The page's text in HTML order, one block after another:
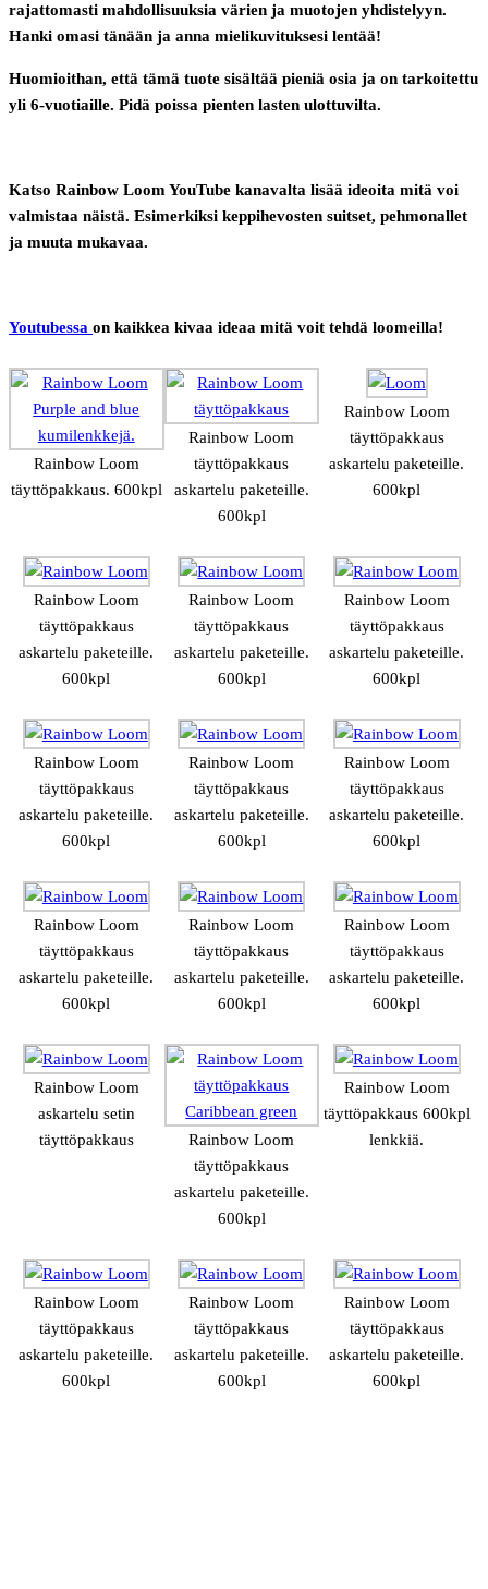
rajattomasti mahdollisuuksia värien ja muotojen yhdistelyyn.
Hanki omasi tänään ja anna mielikuvituksesi lentää!
Huomioithan, että tämä tuote sisältää pieniä osia ja on tarkoitettu
yli 6-vuotiaille. Pidä poissa pienten lasten ulottuvilta.
Katso Rainbow Loom YouTube kanavalta lisää ideoita mitä voi
valmistaa näistä. Esimerkiksi keppihevosten suitset, pehmonallet
ja muuta mukavaa.
Youtubessa on kaikkea kivaa ideaa mitä voit tehdä loomeilla!
Rainbow Loom
täyttöpakkaus. 600kpl
Rainbow Loom
täyttöpakkaus
askartelu paketeille.
600kpl
Rainbow Loom
täyttöpakkaus
askartelu paketeille.
600kpl
Rainbow Loom
täyttöpakkaus
askartelu paketeille.
600kpl
Rainbow Loom
täyttöpakkaus
askartelu paketeille.
600kpl
Rainbow Loom
täyttöpakkaus
askartelu paketeille.
600kpl
Rainbow Loom
täyttöpakkaus
askartelu paketeille.
600kpl
Rainbow Loom
täyttöpakkaus
askartelu paketeille.
600kpl
Rainbow Loom
täyttöpakkaus
askartelu paketeille.
600kpl
Rainbow Loom
täyttöpakkaus
askartelu paketeille.
600kpl
Rainbow Loom
täyttöpakkaus
askartelu paketeille.
600kpl
Rainbow Loom
täyttöpakkaus
askartelu paketeille.
600kpl
Rainbow Loom
askartelu setin
täyttöpakkaus
Rainbow Loom
täyttöpakkaus
askartelu paketeille.
600kpl
Rainbow Loom
täyttöpakkaus 600kpl
lenkkiä.
Rainbow Loom
täyttöpakkaus
askartelu paketeille.
600kpl
Rainbow Loom
täyttöpakkaus
askartelu paketeille.
600kpl
Rainbow Loom
täyttöpakkaus
askartelu paketeille.
600kpl